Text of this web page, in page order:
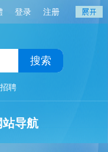
登录 注册
搜索
聘
站导航